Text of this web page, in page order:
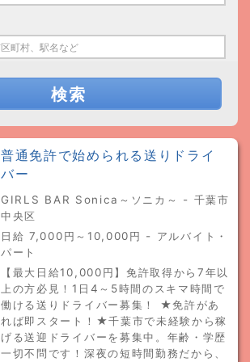
検索
普通免許で始められる送りドライ
バー
GIRLS BAR Sonica～ソニカ～ - 千葉市
中央区
日給 7,000円～10,000円 - アルバイト・
パート
【最大日給10,000円】免許取得から7年以
上の方必見！1日4～5時間のスキマ時間で
働ける送りドライバー募集！ ★免許があ
れば即スタート！★千葉市で未経験から稼
げる送迎ドライバーを募集中。年齢・学歴
一切不問です！深夜の短時間勤務だから、